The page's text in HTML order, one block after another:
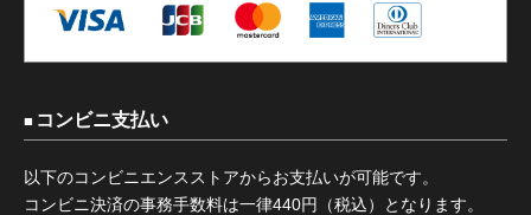
コンビニ支払い
以下のコンビニエンスストアからお支払いが可能です。
コンビニ決済の事務手数料は一律440円（税込）となります。